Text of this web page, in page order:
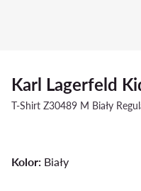
Karl Lagerfeld
T-Shirt Z30489 M Biały
Kolor: Biały